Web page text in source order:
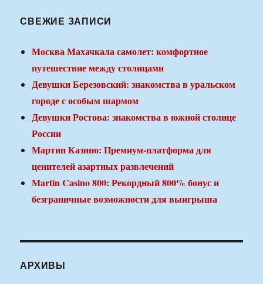
СВЕЖИЕ ЗАПИСИ
Москва Махачкала самолет: комфортное
путешествие между столицами
Девушки Березовский: знакомства в уральском
городе с особым шармом
Девушки Ростова: знакомства в южной столице
России
Мартин Казино: Премиум-платформа для
ценителей азартных развлечений
Martin Casino 800: Рекордный 800% бонус и
безграничные возможности для выигрыша
АРХИВЫ